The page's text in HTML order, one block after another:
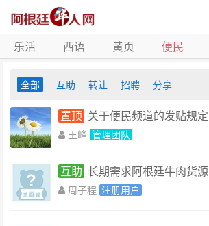
乐活 西语 黄页 便民
全部 互助 转让 招聘 分享
置顶 关于便民频道的发贴规定
王峰 管理团队
互助 长期需求阿根廷牛肉货源
周子程 注册用户